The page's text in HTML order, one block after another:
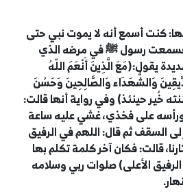
كنت أسمع أنه لا يموت نبي حتى
فسمعت رسولﷺفي مرضه الذي
يقول:(مَعَ الَّذِينَ أَنْعَمَ اللّهُ
وَالشُّهَدَاء وَالصَّالِحِينَ وَحَسُنَ
خُير حينئذ) وفي رواية أنها قالت:
على فخذي، غشي عليه ساعة
السقف ثم قال: اللهم في الرفيق
قالت: فكان آخر كلمة تكلم بها
الأعلى) صلوات ربي وسلامه